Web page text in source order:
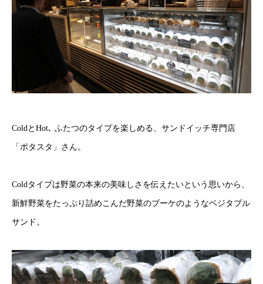
ColdとHot､ ふたつのタイプを楽しめる、サンドイッチ専門店
「ポタスタ」さん。
Coldタイプは野菜の本来の美味しさを伝えたいという思いから、
新鮮野菜をたっぷり詰めこんだ野菜のブーケのようなベジタブル
サンド。